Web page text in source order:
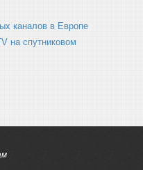
каналов в Европе
на спутниковом